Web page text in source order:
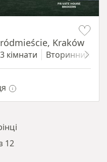
Kraków
3 кімнати Вторинний
12